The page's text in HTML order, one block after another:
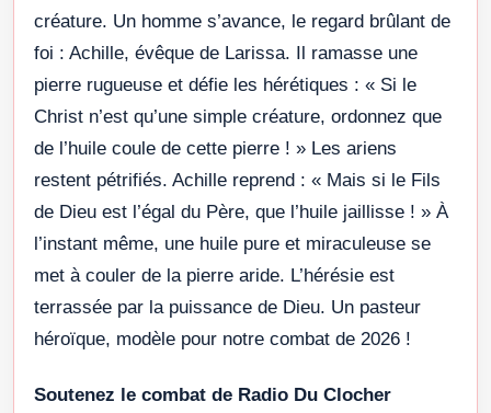
créature. Un homme s’avance, le regard brûlant de
foi : Achille, évêque de Larissa. Il ramasse une
pierre rugueuse et défie les hérétiques : « Si le
Christ n’est qu’une simple créature, ordonnez que
de l’huile coule de cette pierre ! » Les ariens
restent pétrifiés. Achille reprend : « Mais si le Fils
de Dieu est l’égal du Père, que l’huile jaillisse ! » À
l’instant même, une huile pure et miraculeuse se
met à couler de la pierre aride. L’hérésie est
terrassée par la puissance de Dieu. Un pasteur
héroïque, modèle pour notre combat de 2026 !
Soutenez le combat de Radio Du Clocher